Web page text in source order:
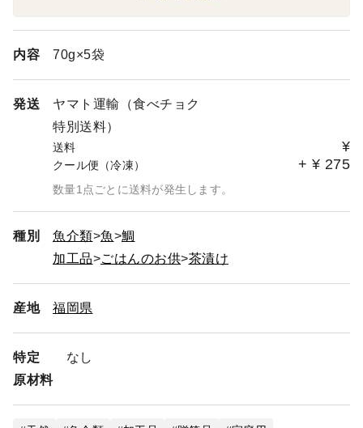
また小さな田舎町のため、
配送業者様の集荷が1日1～2回となりタイミングが合わな
い事もあります
到着日に若干誤差がでてしまう場合がございます
大変お客様には申し訳ありませんが、
何卒ご了承の程宜しくお願い致します
～～ 配達日指定について ～～
ご対応できませんので宜しくお願い致します
・お中元・お歳暮の時期は、
内容 70g×5袋
発送
ヤマト運輸（食べチョク
特別送料）
送料 ¥
クール便（冷凍） + ¥ 275
数量1点ごとに送料が発生します。
種別 魚介類 魚
鯛
加工品
ごはんのお供 茶漬け
産地 福岡県
特定
原材料
なし